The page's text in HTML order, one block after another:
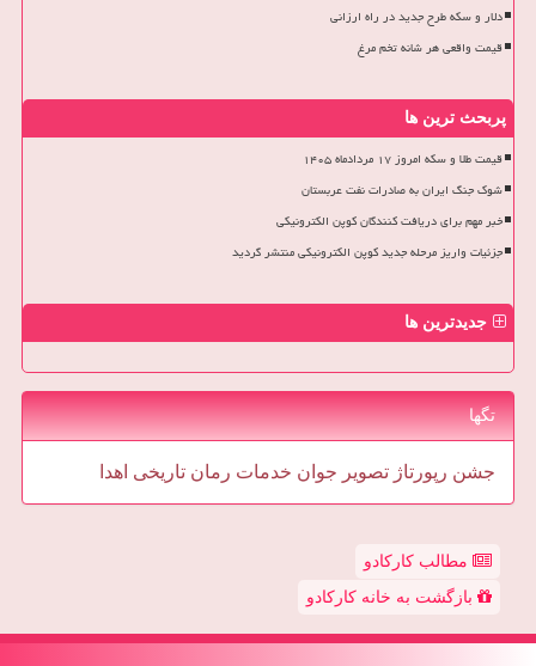
دلار و سکه طرح جدید در راه ارزانی
قیمت واقعی هر شانه تخم مرغ
پربحث ترین ها
قیمت طلا و سکه امروز ۱۷ مردادماه ۱۴۰۵
شوک جنگ ایران به صادرات نفت عربستان
خبر مهم برای دریافت کنندگان کوپن الکترونیکی
جزئیات واریز مرحله جدید کوپن الکترونیکی منتشر گردید
جدیدترین ها
تگها
جشن رپورتاژ تصویر جوان خدمات رمان تاریخی اهدا
مطالب کارکادو
بازگشت به خانه کارکادو